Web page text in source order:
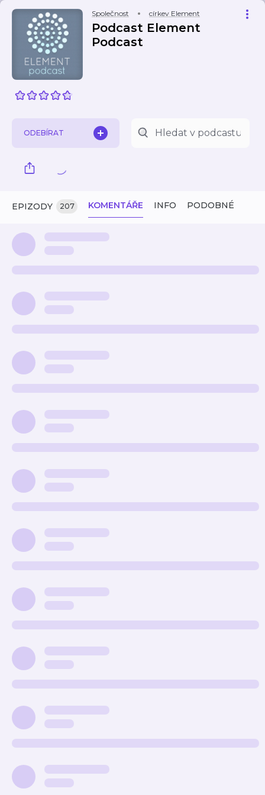
Společnost církev Element
Podcast Element
Podcast
ODEBÍRAT
EPIZODY 207 KOMENTÁŘE INFO PODOBNÉ